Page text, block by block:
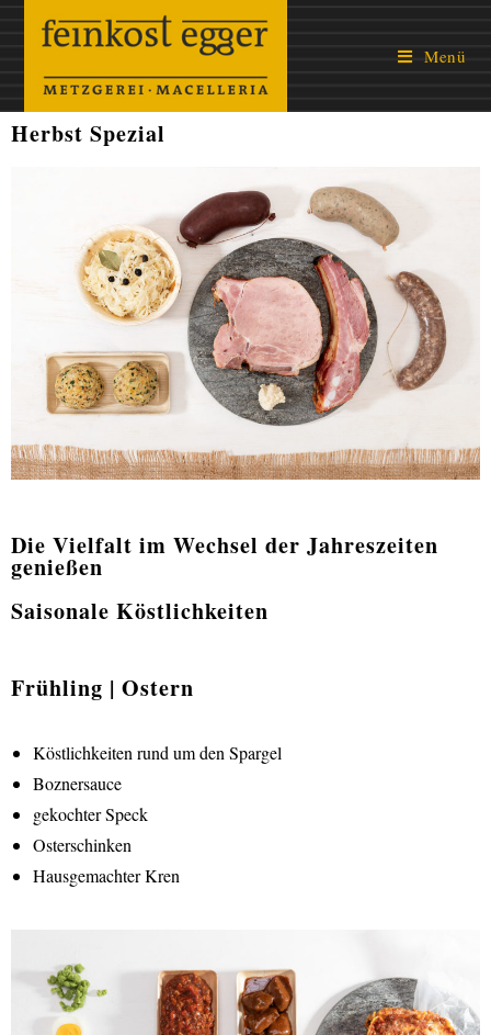
Menü
Herbst Spezial
Die Vielfalt im Wechsel der Jahreszeiten
genießen
Saisonale Köstlichkeiten
Frühling | Ostern
Köstlichkeiten rund um den Spargel
Boznersauce
gekochter Speck
Osterschinken
Hausgemachter Kren